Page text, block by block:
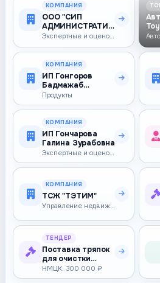
КОМПАНИЯ
ООО "СИП
АДМИНИСТРАТИВНЫЙ
СЕРВИС"
Экспертные и оценочные услуги
КОМПАНИЯ
ИП Гонгоров
Бадмажаб
Борисович
Продукты
КОМПАНИЯ
ИП Гончарова
Галина Зурабовна
Экспертные и оценочные услуги
КОМПАНИЯ
ТСЖ "ТЭТИМ"
Управление недвижимостью
ТЕНДЕР
Поставка тряпок
для очистки
поверхностей,
полотна ткане…
НМЦК: 300 000 ₽